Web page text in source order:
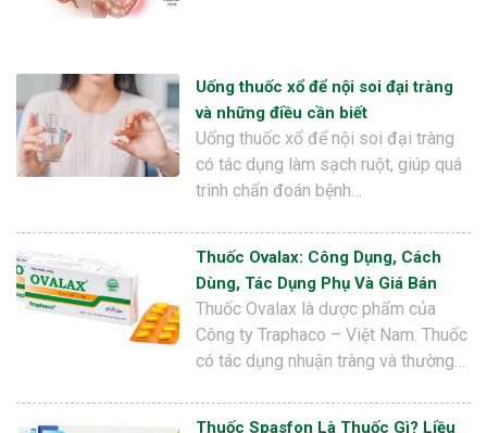
Uống thuốc xổ để nội soi đại tràng
và những điều cần biết
Uống thuốc xổ để nội soi đại tràng
có tác dụng làm sạch ruột, giúp quá
trình chẩn đoán bệnh…
Thuốc Ovalax: Công Dụng, Cách
Dùng, Tác Dụng Phụ Và Giá Bán
Thuốc Ovalax là dược phẩm của
Công ty Traphaco – Việt Nam. Thuốc
có tác dụng nhuận tràng và thường…
Thuốc Spasfon Là Thuốc Gì? Liều